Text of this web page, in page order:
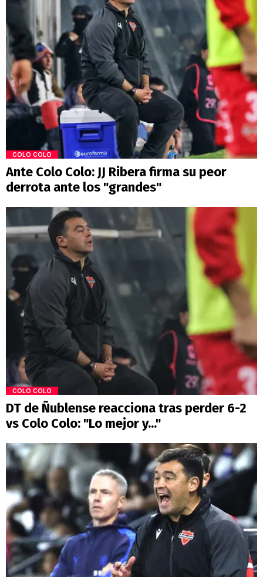
COLO COLO
Ante Colo Colo: JJ Ribera firma su peor
derrota ante los "grandes"
COLO COLO
DT de Ñublense reacciona tras perder 6-2
vs Colo Colo: "Lo mejor y..."